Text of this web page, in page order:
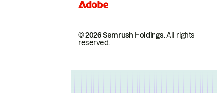
© 2026 Semrush Holdings.All rights
reserved.